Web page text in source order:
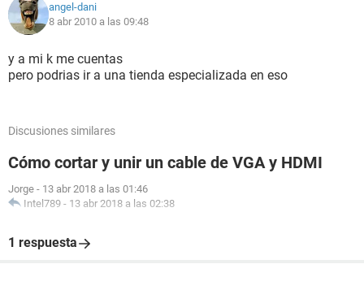
angel-dani
8 abr 2010 a las 09:48
y a mi k me cuentas
pero podrias ir a una tienda especializada en eso
Discusiones similares
Cómo cortar y unir un cable de VGA y HDMI
Jorge - 13 abr 2018 a las 01:46
Intel789 - 13 abr 2018 a las 02:38
1 respuesta